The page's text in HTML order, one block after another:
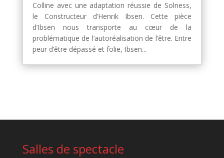
Colline avec une adaptation réussie de Solness,
le Constructeur d’Henrik Ibsen. Cette pièce
d’Ibsen nous transporte au cœur de la
problématique de l’autoréalisation de l’être. Entre
peur d’être dépassé et folie, Ibsen...
Salles de spectacle